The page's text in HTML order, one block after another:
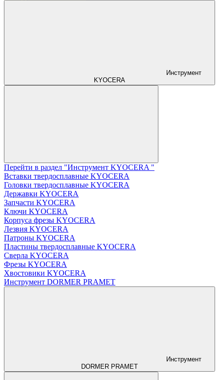
Инструмент
KYOCERA
Перейти в раздел "Инструмент KYOCERA "
Вставки твердосплавные KYOCERA
Головки твердосплавные KYOCERA
Державки KYOCERA
Запчасти KYOCERA
Ключи KYOCERA
Корпуса фрезы KYOCERA
Лезвия KYOCERA
Патроны KYOCERA
Пластины твердосплавные KYOCERA
Сверла KYOCERA
Фрезы KYOCERA
Хвостовики KYOCERA
Инструмент DORMER PRAMET
Инструмент
DORMER PRAMET